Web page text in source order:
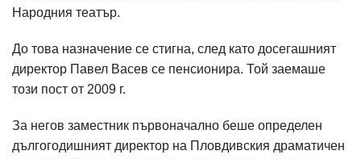
Народния театър.
До това назначение се стигна, след като досегашният
директор Павел Васев се пенсионира. Той заемаше
този пост от 2009 г.
За негов заместник първоначално беше определен
дългогодишният директор на Пловдивския драматичен